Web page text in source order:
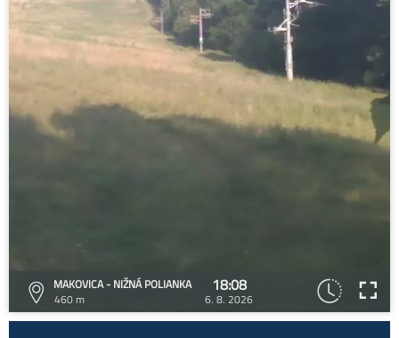
MAKOVICA - NIŽNÁ POLIANKA
460 m
18:08
6. 8. 2026